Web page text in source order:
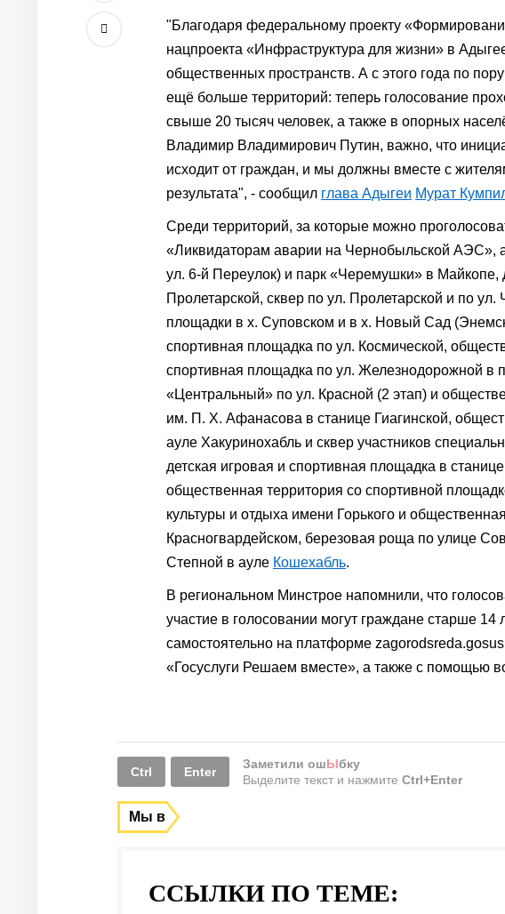
"Благодаря федеральному проекту
нацпроекта «Инфраструктура для жизни» в
общественных пространств. А с этого года по
ещё больше территорий: теперь голосование
свыше 20 тысяч человек, а также в опорных
Владимир Владимирович Путин, важно, что
исходит от граждан, и мы должны вместе с
результата", - сообщил глава Адыгеи Мурат
Среди территорий, за которые можно
«Ликвидаторам аварии на Чернобыльской АЭС»,
ул. 6-й Переулок) и парк «Черемушки» в Майкопе,
Пролетарской, сквер по ул. Пролетарской и по ул.
площадки в х. Суповском и в х. Новый Сад
спортивная площадка по ул. Космической,
спортивная площадка по ул. Железнодорожной в
«Центральный» по ул. Красной (2 этап) и
им. П. Х. Афанасова в станице Гиагинской,
ауле Хакуринохабль и сквер участников
детская игровая и спортивная площадка в
общественная территория со спортивной
культуры и отдыха имени Горького и
Красногвардейском, березовая роща по улице
Степной в ауле Кошехабль.
В региональном Минстрое напомнили, что
участие в голосовании могут граждане старше
самостоятельно на платформе
«Госуслуги Решаем вместе», а также с помощью
Ctrl Enter
Заметили ошЫбку
Выделите текст и нажмите Ctrl+Enter
Мы в
ССЫЛКИ ПО ТЕМЕ: